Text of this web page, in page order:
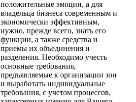
положительные эмоции, а для
владельца бизнеса современным и
экономически эффективным,
нужно, прежде всего, знать его
функции, а также средства и
приемы их объединения и
разделения. Необходимо учесть
основные требования,
предъявляемые к организации зон
и выработать индивидуальные
требования, с учетом процессов,